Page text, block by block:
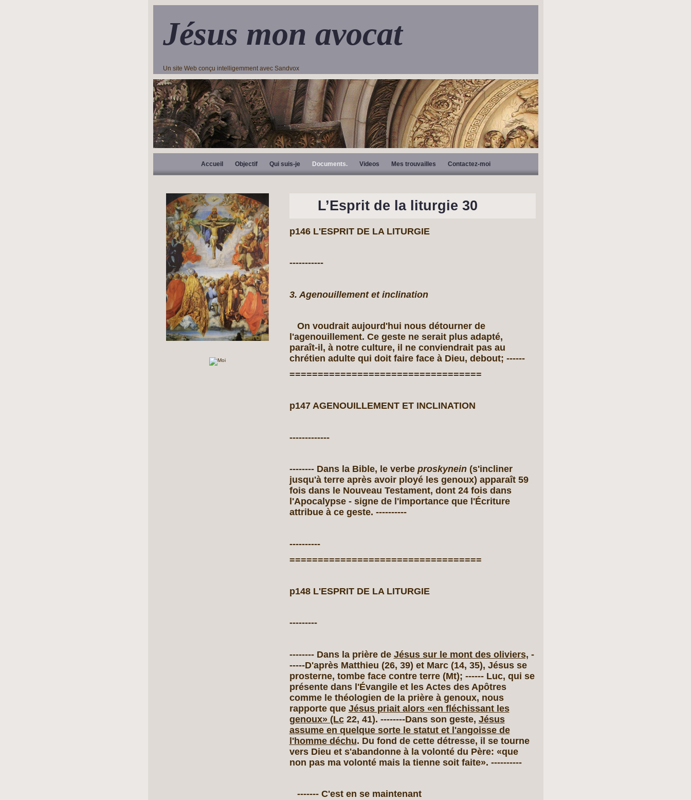
Jésus mon avocat
Un site Web conçu intelligemment avec Sandvox
Accueil Objectif Qui suis-je Documents. Videos Mes trouvailles Contactez-moi
L’Esprit de la liturgie 30
p146 L'ESPRIT DE LA LITURGIE
-----------
3. Agenouillement et inclination
On voudrait aujourd'hui nous détourner de
l'agenouillement. Ce geste ne serait plus adapté,
paraît‑il, à notre culture, il ne conviendrait pas au
chrétien adulte qui doit faire face à Dieu, debout; ------
==================================
p147 AGENOUILLEMENT ET INCLINATION
-------------
-------- Dans la Bible, le verbe proskynein(s'incliner
jusqu'à terre après avoir ployé les genoux) apparaît 59
fois dans le Nouveau Testament, dont 24 fois dans
l'Apocalypse ‑ signe de l'importance que l'Écriture
attribue à ce geste. ----------
----------
==================================
p148 L'ESPRIT DE LA LITURGIE
---------
-------- Dans la prière de Jésus sur le mont des oliviers, -
-----D'après Matthieu (26, 39) et Marc (14, 35), Jésus se
prosterne, tombe face contre terre (Mt); ------ Luc, qui se
présente dans l'Évangile et les Actes des Apôtres
comme le théologien de la prière à genoux, nous
rapporte que Jésus priait alors «en fléchissant les
genoux» (Lc22, 41). --------Dans son geste, Jésus
assume en quelque sorte le statut et l'angoisse de
l'homme déchu. Du fond de cette détresse, il se tourne
vers Dieu et s'abandonne à la volonté du Père: «que
non pas ma volonté mais la tienne soit faite». ----------
------- C'est en se maintenant